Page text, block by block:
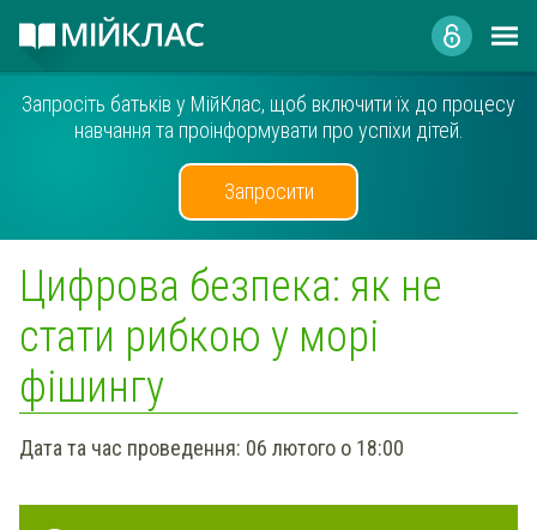
Запросіть батьків у МійКлас, щоб включити їх до процесу
навчання та проінформувати про успіхи дітей.
Запросити
Цифрова безпека: як не
стати рибкою у морі
фішингу
Дата та час проведення: 06 лютого о 18:00